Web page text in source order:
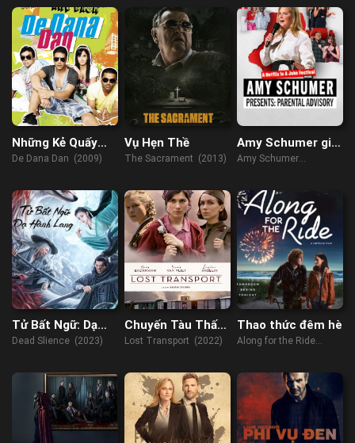
Những Kẻ Quấy
Rối
De Dana Dan (2009)
Vụ Hẹn Thề
The Sacrament (2013)
Amy Schumer giới
thiệu: Lời khuyên
Amy Schumer
Advisory (2022)
Tử Bất Ngữ: Dạ
Hành Lang
Dead Slience (2023)
Chuyến Tàu Thất
Lạc
Lost Transport (2022)
Thao thức đêm hè
Along for the Ride